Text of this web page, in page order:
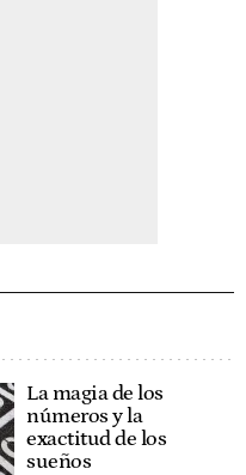
La magia de los
números y la
exactitud de los
sueños